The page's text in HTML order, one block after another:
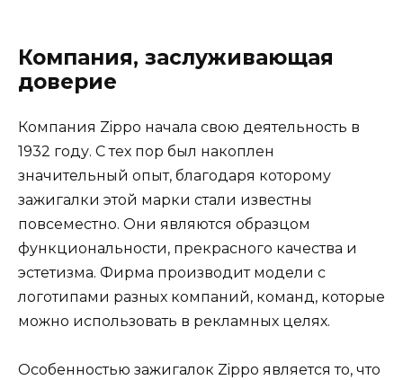
Компания, заслуживающая
доверие
Компания Zippo начала свою деятельность в
1932 году. С тех пор был накоплен
значительный опыт, благодаря которому
зажигалки этой марки стали известны
повсеместно. Они являются образцом
функциональности, прекрасного качества и
эстетизма. Фирма производит модели с
логотипами разных компаний, команд, которые
можно использовать в рекламных целях.
Особенностью зажигалок Zippo является то, что